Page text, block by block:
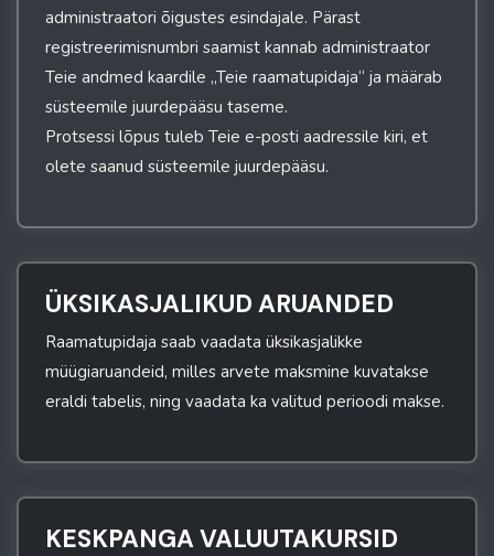
administraatori õigustes esindajale. Pärast
registreerimisnumbri saamist kannab administraator
Teie andmed kaardile „Teie raamatupidaja“ ja määrab
süsteemile juurdepääsu taseme.
Protsessi lõpus tuleb Teie e-posti aadressile kiri, et
olete saanud süsteemile juurdepääsu.
ÜKSIKASJALIKUD ARUANDED
Raamatupidaja saab vaadata üksikasjalikke
müügiaruandeid, milles arvete maksmine kuvatakse
eraldi tabelis, ning vaadata ka valitud perioodi makse.
KESKPANGA VALUUTAKURSID